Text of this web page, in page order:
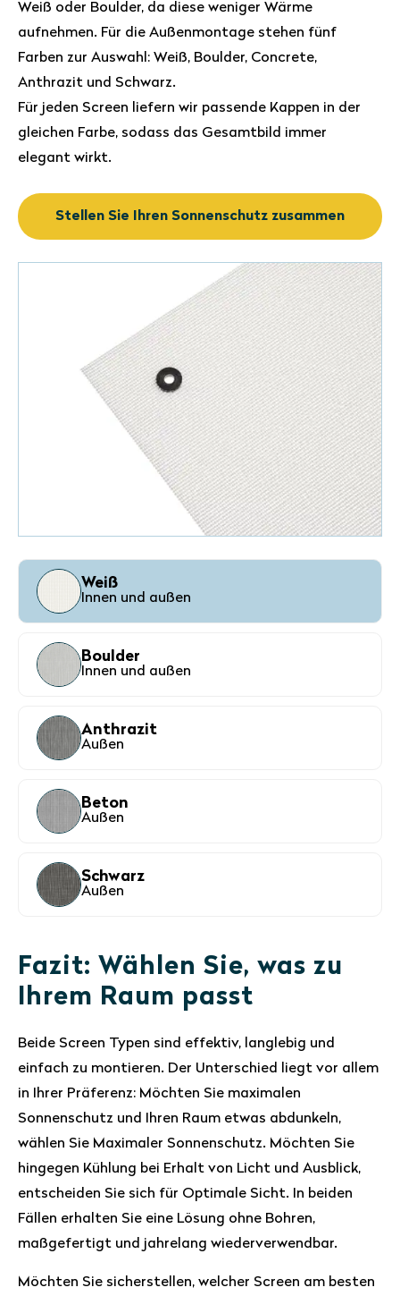
Weiß oder Boulder, da diese weniger Wärme
aufnehmen. Für die Außenmontage stehen fünf
Farben zur Auswahl: Weiß, Boulder, Concrete,
Anthrazit und Schwarz.
Für jeden Screen liefern wir passende Kappen in der
gleichen Farbe, sodass das Gesamtbild immer
elegant wirkt.
Stellen Sie Ihren Sonnenschutz zusammen
Weiß
Innen und außen
Boulder
Innen und außen
Anthrazit
Außen
Beton
Außen
Schwarz
Außen
Fazit: Wählen Sie, was zu
Ihrem Raum passt
Beide Screen Typen sind effektiv, langlebig und
einfach zu montieren. Der Unterschied liegt vor allem
in Ihrer Präferenz: Möchten Sie maximalen
Sonnenschutz und Ihren Raum etwas abdunkeln,
wählen Sie Maximaler Sonnenschutz. Möchten Sie
hingegen Kühlung bei Erhalt von Licht und Ausblick,
entscheiden Sie sich für Optimale Sicht. In beiden
Fällen erhalten Sie eine Lösung ohne Bohren,
maßgefertigt und jahrelang wiederverwendbar.
Möchten Sie sicherstellen, welcher Screen am besten